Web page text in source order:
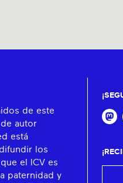
de este
autor
está
los
el ICV es
paternidad y